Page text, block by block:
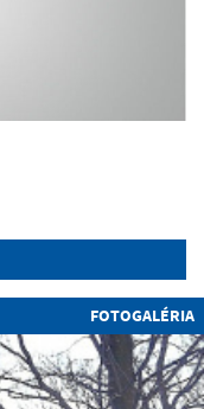
FOTOGALÉRIA